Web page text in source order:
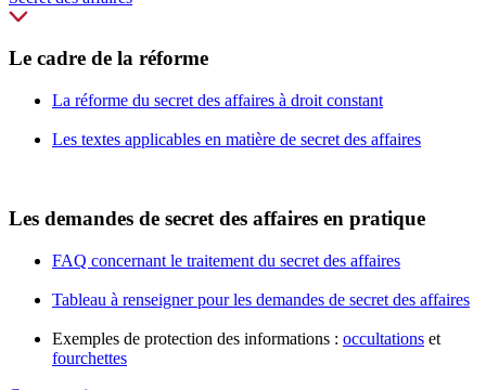
Le cadre de la réforme
La réforme du secret des affaires à droit constant
Les textes applicables en matière de secret des affaires
Les demandes de secret des affaires en pratique
FAQ concernant le traitement du secret des affaires
Tableau à renseigner pour les demandes de secret des affaires
Exemples de protection des informations : occultations et
fourchettes